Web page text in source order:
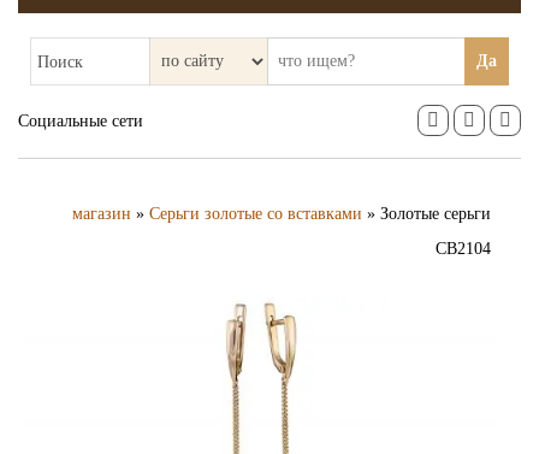
Поиск Да
Социальные сети
магазин » Серьги золотые со вставками » Золотые серьги
СВ2104